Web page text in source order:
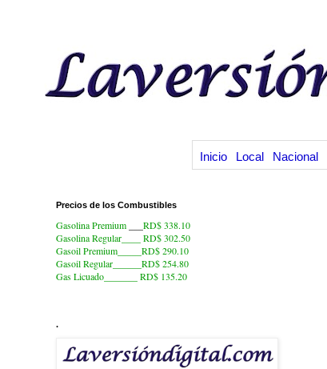
Inicio Local Nacional
Precios de los Combustibles
Gasolina Premium
RD$ 338.10
Gasolina Regular____ RD$ 302.50
Gasoil Premium_____RD$ 290.10
Gasoil Regular______RD$ 254.80
Gas Licuado_______
RD$ 135.20
.